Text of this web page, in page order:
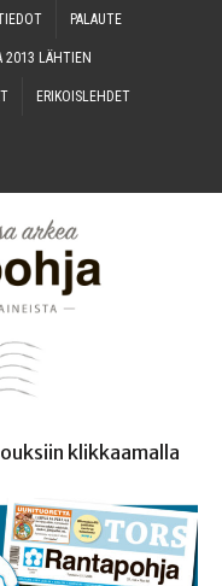
PALAU­TE
2013 LÄHTIEN
ERI­KOIS­LEH­DET
klikkaamalla